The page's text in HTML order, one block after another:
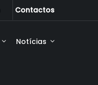
Contactos
Notícias